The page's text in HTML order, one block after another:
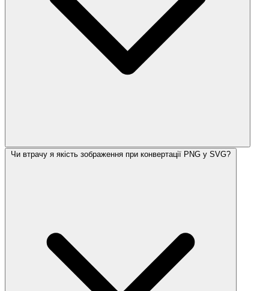
Чи втрачу я якість зображення при конвертації PNG у SVG?